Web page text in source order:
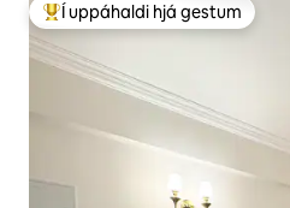
Í mestu uppáhaldi hjá gestum
Í uppáhaldi hjá gestum